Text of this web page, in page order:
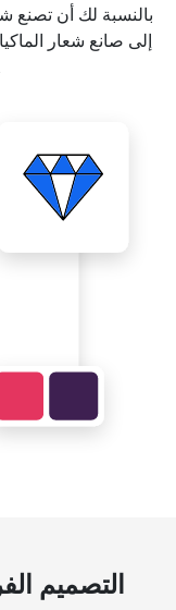
بالنسبة لك أن تصنع
إلى صانع شعار
التصميم